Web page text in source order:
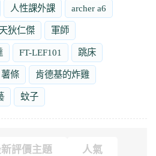
人性課外課 archer a6
狄仁傑 軍師
FT-LEF101 跳床
薯條 肯德基的炸雞
蚊子
評價主題 人氣